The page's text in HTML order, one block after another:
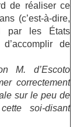
de réaliser ce
(c’est-à-dire,
par les États
de
M. d’Escoto
correctement
sur le peu de
soi-disant